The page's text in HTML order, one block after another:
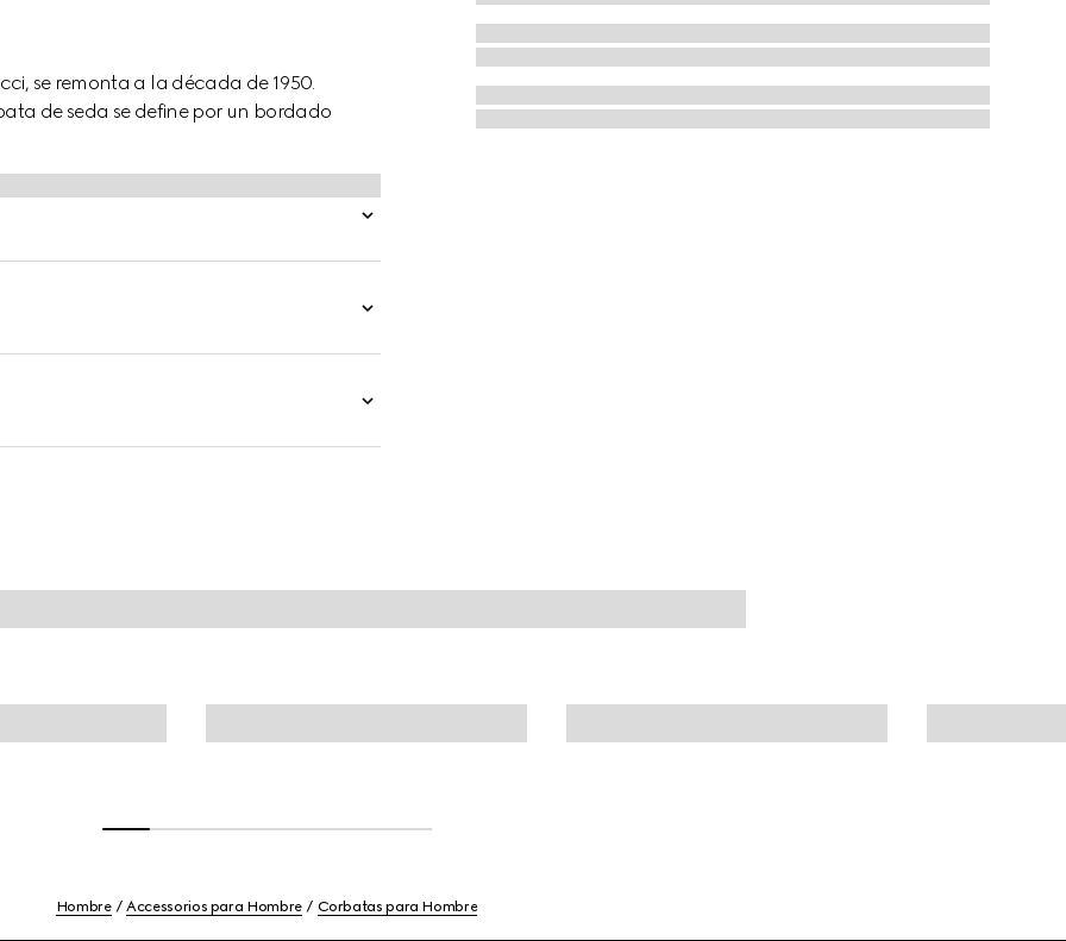
se remonta a la década de 1950.
de seda se define por un bordado
Hombre Accessorios para Hombre Corbatas para Hombre